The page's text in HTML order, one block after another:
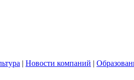
| Новости компаний |